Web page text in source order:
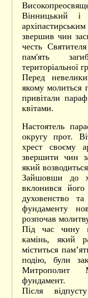
Вінницький і
звершив чин
честь
пам'ять
територіальної
Перед
якому молиться
привітали
квітами.
Настоятель
округу прот.
хрест своєму
звершити чин
який
Зайшовши до
вклонився
духовенство
фундаменту
розпочав
Під час чину
камінь, який
міститься
подію, були
Митрополит
фундамент.
Після